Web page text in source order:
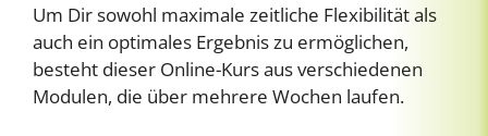
Um Dir sowohl maximale zeitliche Flexibilität als
auch ein optimales Ergebnis zu ermöglichen,
besteht dieser Online-Kurs aus verschiedenen
Modulen, die über mehrere Wochen laufen.